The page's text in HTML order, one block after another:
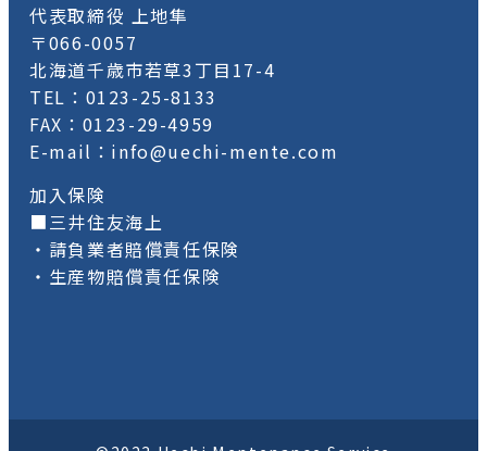
代表取締役 上地隼
〒066-0057
北海道千歳市若草3丁目17-4
TEL：0123-25-8133
FAX：0123-29-4959
E-mail：info@uechi-mente.com
加入保険
■三井住友海上
・請負業者賠償責任保険
・生産物賠償責任保険